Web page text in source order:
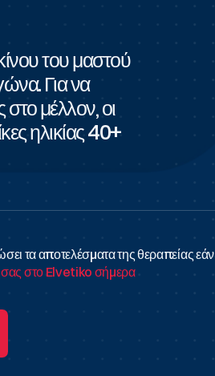
του μαστού
Για να
μέλλον, οι
ηλικίας 40+
τα αποτελέσματα της θεραπείας εάν
σας στο Elvetiko σήμερα